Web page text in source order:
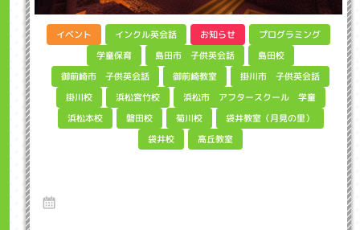
イベント インクル英会話 お知らせ プログラミング
学童保育 島田市 子供英会話 島田校
御前崎市 子供英会話 御前崎教室 掛川市 子供英会話
掛川校 浜松宮竹校 浜松市 アフタースクール 学童
浜松本校 磐田校 菊川校 袋井教室（月見の里）
袋井校 高丘教室